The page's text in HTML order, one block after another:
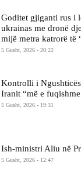
Goditet gjiganti rus i
ukrainas me dronë
mijë metra katrorë të
5 Gusht, 2026 - 20:22
Kontrolli i
Iranit “më e
5 Gusht, 2026 - 19:31
Ish-ministri ​Aliu në
5 Gusht, 2026 - 12:47